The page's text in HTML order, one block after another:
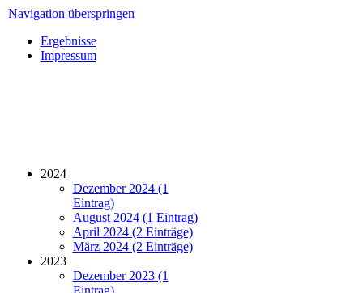
Navigation überspringen
Ergebnisse
Impressum
2024
Dezember 2024 (1
Eintrag)
August 2024 (1 Eintrag)
April 2024 (2 Einträge)
März 2024 (2 Einträge)
2023
Dezember 2023 (1
Eintrag)